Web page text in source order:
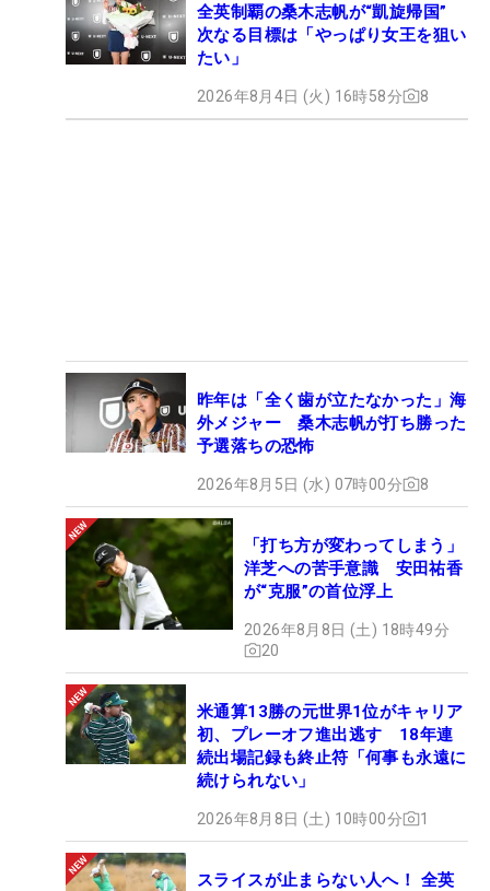
全英制覇の桑木志帆が“凱旋帰国”
次なる目標は「やっぱり女王を狙い
たい」
2026年8月4日 (火) 16時58分 8
昨年は「全く歯が立たなかった」海
外メジャー 桑木志帆が打ち勝った
予選落ちの恐怖
2026年8月5日 (水) 07時00分 8
「打ち方が変わってしまう」
洋芝への苦手意識 安田祐香
が“克服”の首位浮上
2026年8月8日 (土) 18時49分
20
米通算13勝の元世界1位がキャリア
初、プレーオフ進出逃す 18年連
続出場記録も終止符「何事も永遠に
続けられない」
2026年8月8日 (土) 10時00分 1
スライスが止まらない人へ！ 全英